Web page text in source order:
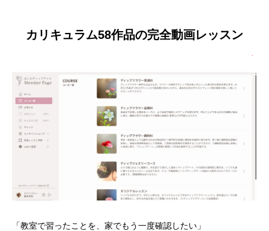
カリキュラム58作品の完全動画レッスン
「教室で習ったことを、家でもう一度確認したい」